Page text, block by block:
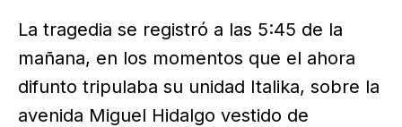
La tragedia se registró a las 5:45 de la
mañana, en los momentos que el ahora
difunto tripulaba su unidad Italika, sobre la
avenida Miguel Hidalgo vestido de